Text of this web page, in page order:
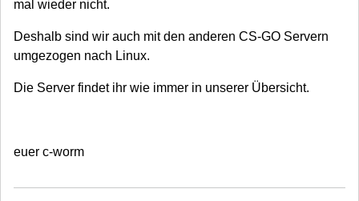
mal wieder nicht.
Deshalb sind wir auch mit den anderen CS-GO Servern
umgezogen nach Linux.
Die Server findet ihr wie immer in unserer Übersicht.
euer c-worm